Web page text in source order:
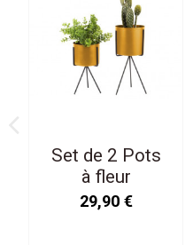
Set de 2 Pots
à fleur
Pedestal
29,90 €